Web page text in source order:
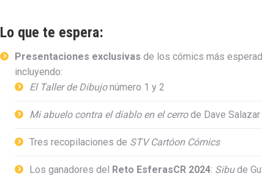
Lo que te espera:
Presentaciones exclusivas de los cómics más
incluyendo:
El Taller de Dibujonúmero 1 y 2
Mi abuelo contra el diablo en el cerrode Dave Salazar
Tres recopilaciones de STV Cartóon Cómics
Los ganadores del Reto EsferasCR 2024: Sibude